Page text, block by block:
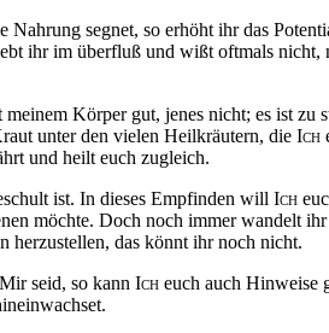
segnet, so erhöht ihr das
ihr im überfluß und wißt oftmals
Körper gut, jenes nicht; es ist
unter den vielen Heilkräutern, die Ich
und heilt euch zugleich.
ist. In dieses Empfinden will Ich
möchte. Doch noch immer wandelt
herzustellen, das könnt ihr noch nicht.
seid, so kann Ich euch auch Hinweise